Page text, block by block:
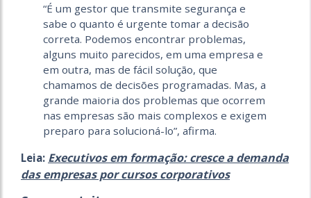
“É um gestor que transmite segurança e
sabe o quanto é urgente tomar a decisão
correta. Podemos encontrar problemas,
alguns muito parecidos, em uma empresa e
em outra, mas de fácil solução, que
chamamos de decisões programadas. Mas, a
grande maioria dos problemas que ocorrem
nas empresas são mais complexos e exigem
preparo para solucioná-lo”, afirma.
Leia: Executivos em formação: cresce a demanda
das empresas por cursos corporativos